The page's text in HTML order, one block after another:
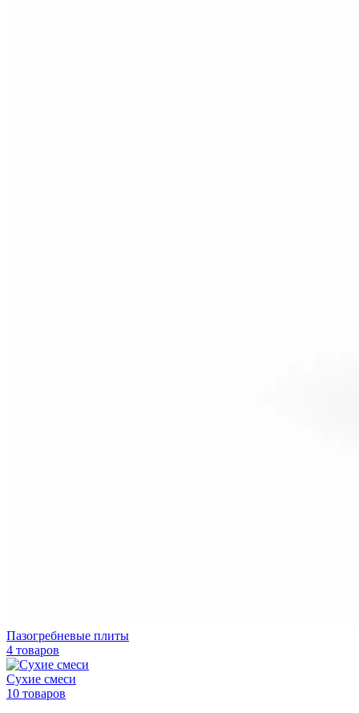
Пазогребневые плиты
4 товаров
Сухие смеси
10 товаров